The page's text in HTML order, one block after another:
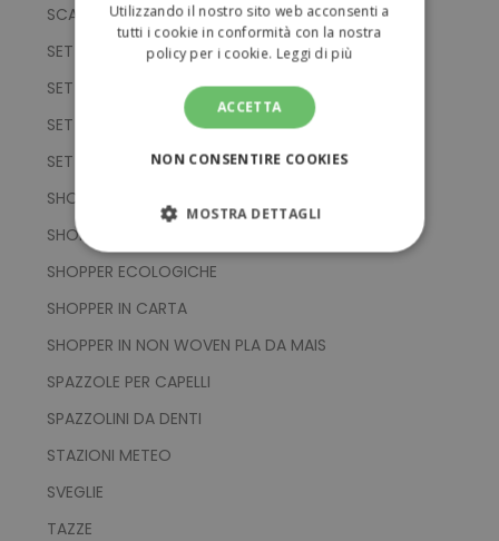
SCATOLA DA THE
SET BLOCK NOTES
SET PENNE DI BAMBOO
SET PENNE DI CARTA RICICLATA
SET UTENSILI
SHOPPER
SHOPPER BIODEGRADABILI
SHOPPER ECOLOGICHE
SHOPPER IN CARTA
SHOPPER IN NON WOVEN PLA DA MAIS
SPAZZOLE PER CAPELLI
SPAZZOLINI DA DENTI
STAZIONI METEO
SVEGLIE
TAZZE
Utilizzando il nostro sito web acconsenti a
tutti i cookie in conformità con la nostra
policy per i cookie. Leggi di più
ACCETTA
NON CONSENTIRE COOKIES
MOSTRA DETTAGLI
STRETTAMENTE NECESSARI
PERFORMANCE
FUNZIONALITÀ